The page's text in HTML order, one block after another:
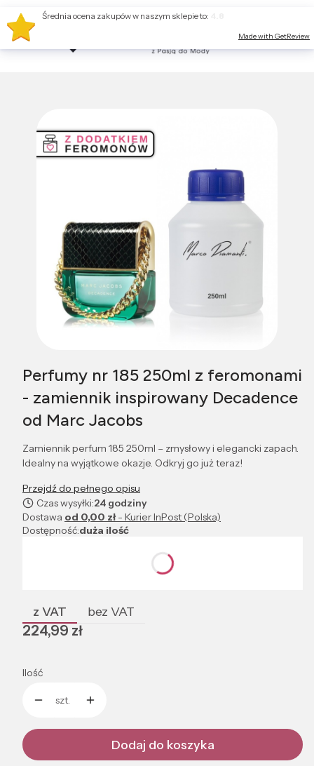
Perfumy nr 185 250ml z feromonami
- zamiennik inspirowany Decadence
od Marc Jacobs
Zamiennik perfum 185 250ml – zmysłowy i elegancki zapach.
Idealny na wyjątkowe okazje. Odkryj go już teraz!
Przejdź do pełnego opisu
Czas wysyłki:24 godziny
Dostawa od 0,00 zł- Kurier InPost (Polska)
Dostępność:duża ilość
Poszczególne warianty mogą różnić się ceną
z VAT bez VAT
Cena
224,99 zł
Ilość
szt.
Dodaj do koszyka
Średnia ocena zakupów w naszym sklepie to:
Made with GetReview